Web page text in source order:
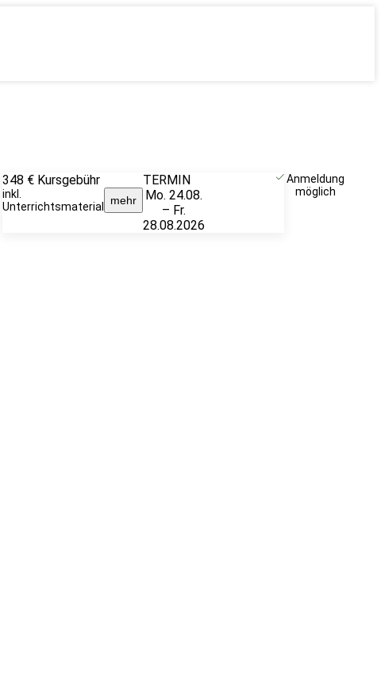
348 € Kursgebühr
inkl.
Unterrichtsmaterial
mehr
TERMIN
Mo. 24.08.
– Fr.
28.08.2026
Anmeldung
möglich